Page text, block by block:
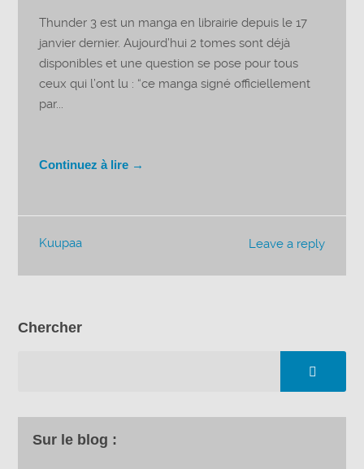
Thunder 3 est un manga en librairie depuis le 17
janvier dernier. Aujourd’hui 2 tomes sont déjà
disponibles et une question se pose pour tous
ceux qui l’ont lu : “ce manga signé officiellement
par...
Continuez à lire →
Leave a reply
Kuupaa
Chercher
Sur le blog :